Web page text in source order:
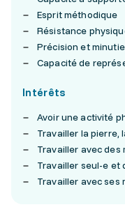
Esprit méthodique
Résistance
Précision et minutie
Capacité de
Intérêts
Avoir une activité
Travailler la pierre,
Travailler avec des
Travailler seul-e et
Travailler avec ses